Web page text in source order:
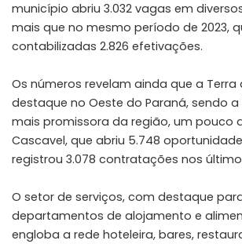
município abriu 3.032 vagas em
mais que no mesmo período de 2023,
contabilizadas 2.826 efetivações.
Os números revelam ainda que a
destaque no Oeste do Paraná, sendo
mais promissora da região, um pouco
Cascavel, que abriu 5.748
registrou 3.078 contratações nos
O setor de serviços, com destaque
departamentos de alojamento e
engloba a rede hoteleira, bares,